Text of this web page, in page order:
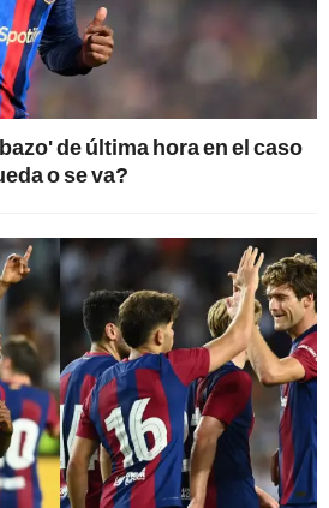
de última hora en el caso
o se va?